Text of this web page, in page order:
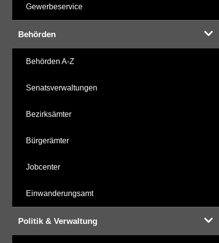
Gewerbeservice
Behörden
Behörden A-Z
Senatsverwaltungen
Bezirksämter
Bürgerämter
Jobcenter
Einwanderungsamt
Politik & Verwaltung